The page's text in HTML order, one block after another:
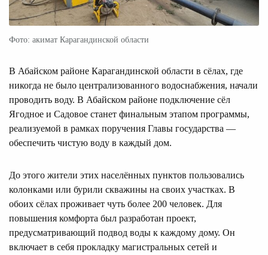
Фото: акимат Карагандинской области
В Абайском районе Карагандинской области в сёлах, где
никогда не было централизованного водоснабжения, начали
проводить воду. В Абайском районе подключение сёл
Ягодное и Садовое станет финальным этапом программы,
реализуемой в рамках поручения Главы государства —
обеспечить чистую воду в каждый дом.
До этого жители этих населённых пунктов пользовались
колонками или бурили скважины на своих участках. В
обоих сёлах проживает чуть более 200 человек. Для
повышения комфорта был разработан проект,
предусматривающий подвод воды к каждому дому. Он
включает в себя прокладку магистральных сетей и